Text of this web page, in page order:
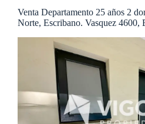
Venta Departamento 25 años 2
Norte, Escribano. Vasquez 4600,